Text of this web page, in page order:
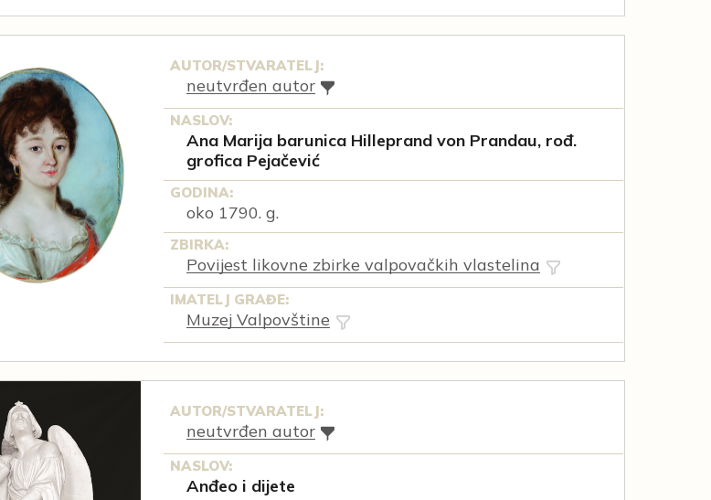
AUTOR/STVARATELJ:
neutvrđen autor
NASLOV:
Ana Marija barunica Hilleprand von Prandau, rođ.
grofica Pejačević
GODINA:
oko 1790. g.
ZBIRKA:
Povijest likovne zbirke valpovačkih vlastelina
IMATELJ GRAĐE:
Muzej Valpovštine
AUTOR/STVARATELJ:
neutvrđen autor
NASLOV:
Anđeo i dijete